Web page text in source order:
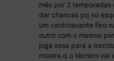
mês por 2
dar chances pq no
um centroavante fixo
outro com o mesmo
joga essa para a
mostra q o técnico vai